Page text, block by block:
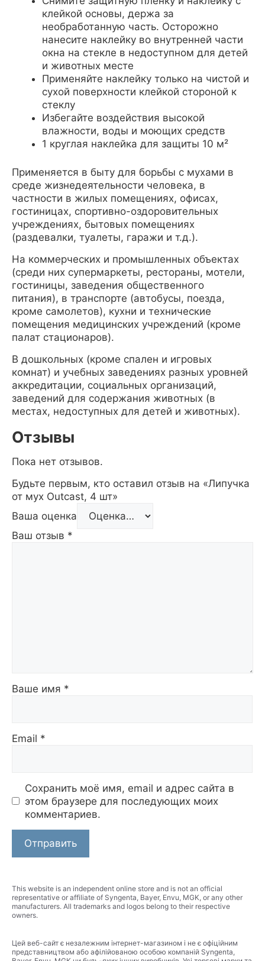
клейкой основы, держа за
необработанную часть. Осторожно
нанесите наклейку во внутренней части
окна на стекле в недоступном для детей
и животных месте
Применяйте наклейку только на чистой и
сухой поверхности клейкой стороной к
стеклу
Избегайте воздействия высокой
влажности, воды и моющих средств
1 круглая наклейка для защиты 10 м²
Применяется в быту для борьбы с мухами в
среде жизнедеятельности человека, в
частности в жилых помещениях, офисах,
гостиницах, спортивно-оздоровительных
учреждениях, бытовых помещениях
(раздевалки, туалеты, гаражи и т.д.).
На коммерческих и промышленных объектах
(среди них супермаркеты, рестораны, мотели,
гостиницы, заведения общественного
питания), в транспорте (автобусы, поезда,
кроме самолетов), кухни и технические
помещения медицинских учреждений (кроме
палат стационаров).
В дошкольных (кроме спален и игровых
комнат) и учебных заведениях разных уровней
аккредитации, социальных организаций,
заведений для содержания животных (в
местах, недоступных для детей и животных).
Отзывы
Пока нет отзывов.
Будьте первым, кто оставил отзыв на «Липучка
от мух Outcast, 4 шт»
Ваша оценка
Ваш отзыв *
Ваше имя *
Email *
Сохранить моё имя, email и адрес сайта в
этом браузере для последующих моих
комментариев.
This website is an independent online store and is not an official
representative or affiliate of Syngenta, Bayer, Envu, MGK, or any other
manufacturers. All trademarks and logos belong to their respective
owners.
Цей веб-сайт є незалежним інтернет-магазином і не є офіційним
представництвом або афілійованою особою компаній Syngenta,